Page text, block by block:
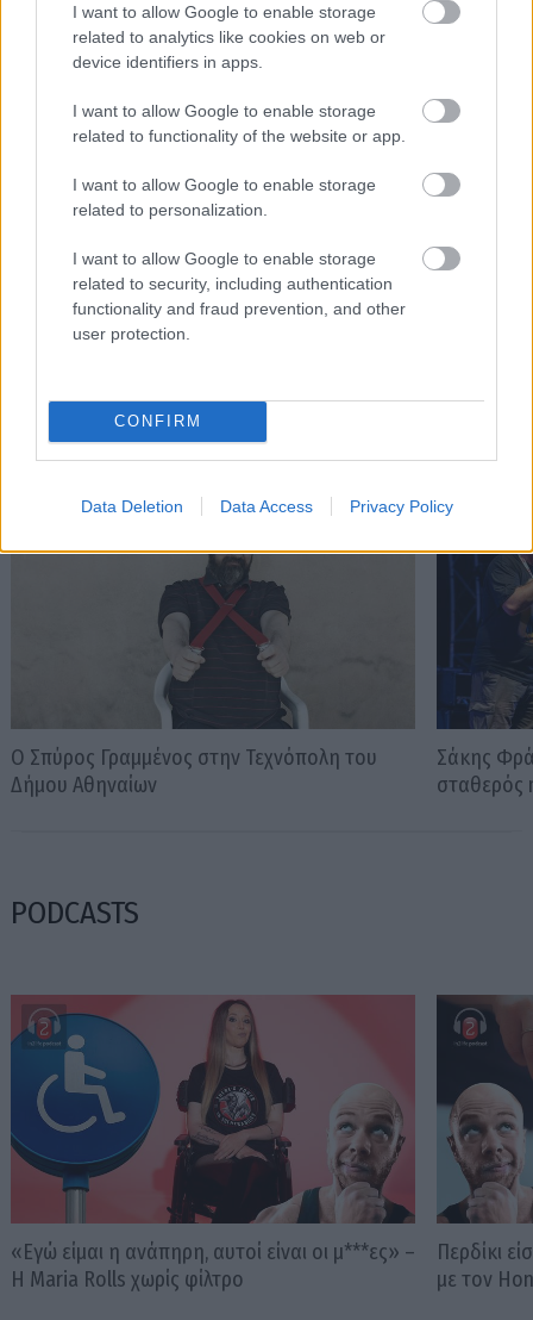
I want to allow Google to enable storage
related to analytics like cookies on web or
device identifiers in apps.
I want to allow Google to enable storage
related to functionality of the website or app.
I want to allow Google to enable storage
related to personalization.
I want to allow Google to enable storage
related to security, including authentication
functionality and fraud prevention, and other
user protection.
CONFIRM
Data Deletion Data Access Privacy Policy
Γεννήθηκε τον Νοέμβριο του 2005, βρήκε τον δρόμο της
(μαζί με την έμπνευση) στα στενά της Αθήνας, κι από τότε
Αμετανόητα περίεργη, θα πάει με την ίδια ευκολία σε
συνοικιακά κουτούκια και σε τρέντι μπαρ, και θα σου μιλήσει
με τον ίδιο ενθουσιασμό για τα ταξίδια της, τα νέα της
ημέρας, τα θέατρα της πόλης, τις παλαβομάρες του ίντερνετ
πως μόνο ό,τι αξίζει γίνεται byte.
Διαβάστε επίσης
Ο Σπύρος Γραμμένος στην Τεχνόπολη του
Δήμου Αθηναίων
Σάκης
σταθερός
PODCASTS
«Εγώ είμαι η ανάπηρη, αυτοί είναι οι μ***ες» –
Η Maria Rolls χωρίς φίλτρο
Περδίκι
με τον